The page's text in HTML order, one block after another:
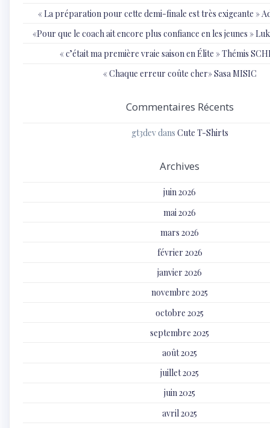
« ⁠La préparation pour cette demi-finale est très exigeante »
«Pour que le coach ait encore plus confiance en les jeunes »
« c’était ma première vraie saison en Élite » Thémis
« Chaque erreur coûte cher» Sasa MISIC
Commentaires Récents
gt3devdans Cute T-Shirts
Archives
juin 2026
mai 2026
mars 2026
février 2026
janvier 2026
novembre 2025
octobre 2025
septembre 2025
août 2025
juillet 2025
juin 2025
avril 2025